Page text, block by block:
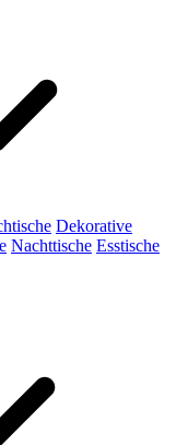
Dekorative
Nachttische Esstische